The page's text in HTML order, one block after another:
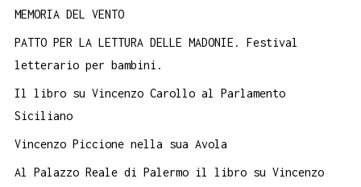
MEMORIA DEL VENTO
PATTO PER LA LETTURA DELLE MADONIE. Festival
letterario per bambini.
Il libro su Vincenzo Carollo al Parlamento
Siciliano
Vincenzo Piccione nella sua Avola
Al Palazzo Reale di Palermo il libro su Vincenzo